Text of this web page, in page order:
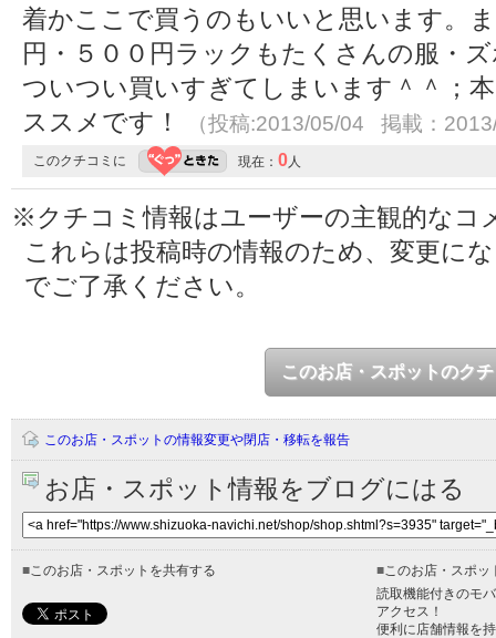
着かここで買うのもいいと思います。
円・５００円ラックもたくさんの服・
ついつい買いすぎてしまいます＾＾；
ススメです！
（投稿:2013/05/04 掲載：
このクチコミに 現在： 0人
※クチコミ情報はユーザーの主観的なコ
これらは投稿時の情報のため、変更に
でご了承ください。
このお店・スポットのク
このお店・スポットの情報変更や閉店・移転を報告
お店・スポット情報をブログにはる
■このお店・スポットを共有する ■このお店・スポッ
読取機能付きのモ
アクセス！
便利に店舗情報を